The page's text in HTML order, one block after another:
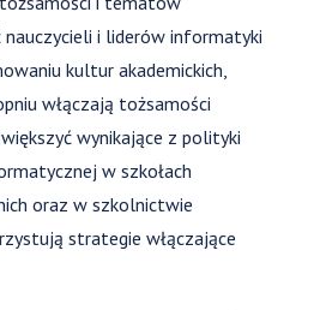
nauczycieli i liderów informatyki
kultur akademickich,
włączają tożsamości
wynikające z polityki
w szkołach
oraz w szkolnictwie
strategie włączające